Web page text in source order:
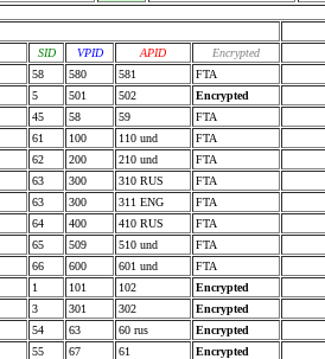
SID VPID APID Encrypted
58 580 581 FTA
5 501 502 Encrypted
45 58 59 FTA
61 100 110 und FTA
62 200 210 und FTA
63 300 310 RUS FTA
63 300 311 ENG FTA
64 400 410 RUS FTA
65 509 510 und FTA
66 600 601 und FTA
1 101 102 Encrypted
3 301 302 Encrypted
54 63 60 rus Encrypted
55 67 61 Encrypted